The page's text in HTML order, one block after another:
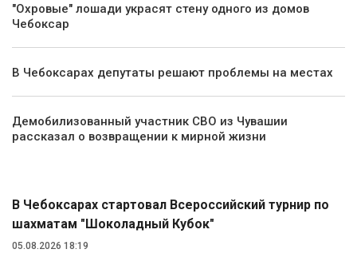
"Охровые" лошади украсят стену одного из домов
Чебоксар
В Чебоксарах депутаты решают проблемы на местах
Демобилизованный участник СВО из Чувашии
рассказал о возвращении к мирной жизни
В Чебоксарах стартовал Всероссийский турнир по
шахматам "Шоколадный Кубок"
05.08.2026 18:19